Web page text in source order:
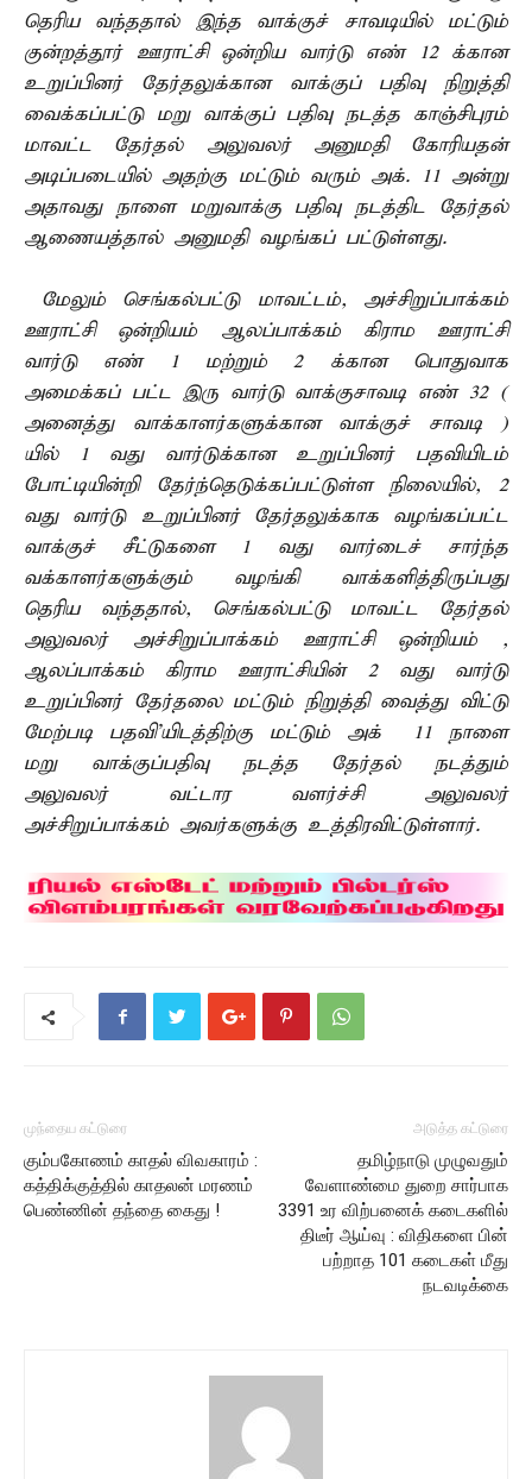
தெரிய வந்ததால் இந்த வாக்குச் சாவடியில் மட்டும்
குன்றத்தூர் ஊராட்சி ஒன்றிய வார்டு எண் 12 க்கான
உறுப்பினர் தேர்தலுக்கான வாக்குப் பதிவு நிறுத்தி
வைக்கப்பட்டு மறு வாக்குப் பதிவு நடத்த காஞ்சிபுரம்
மாவட்ட தேர்தல் அலுவலர் அனுமதி கோரியதன்
அடிப்படையில் அதற்கு மட்டும் வரும் அக். 11 அன்று
அதாவது நாளை மறுவாக்கு பதிவு நடத்திட தேர்தல்
ஆணையத்தால் அனுமதி வழங்கப் பட்டுள்ளது.
மேலும் செங்கல்பட்டு மாவட்டம், அச்சிறுப்பாக்கம்
ஊராட்சி ஒன்றியம் ஆலப்பாக்கம் கிராம ஊராட்சி
வார்டு எண் 1 மற்றும் 2 க்கான பொதுவாக
அமைக்கப் பட்ட இரு வார்டு வாக்குசாவடி எண் 32 (
அனைத்து வாக்காளர்களுக்கான வாக்குச் சாவடி )
யில் 1 வது வார்டுக்கான உறுப்பினர் பதவியிடம்
போட்டியின்றி தேர்ந்தெடுக்கப்பட்டுள்ள நிலையில், 2
வது வார்டு உறுப்பினர் தேர்தலுக்காக வழங்கப்பட்ட
வாக்குச் சீட்டுகளை 1 வது வார்டைச் சார்ந்த
வக்காளர்களுக்கும் வழங்கி வாக்களித்திருப்பது
தெரிய வந்ததால், செங்கல்பட்டு மாவட்ட தேர்தல்
அலுவலர் அச்சிறுப்பாக்கம் ஊராட்சி ஒன்றியம் ,
ஆலப்பாக்கம் கிராம ஊராட்சியின் 2 வது வார்டு
உறுப்பினர் தேர்தலை மட்டும் நிறுத்தி வைத்து விட்டு
மேற்படி பதவி’யிடத்திற்கு மட்டும் அக் – 11 நாளை
மறு வாக்குப்பதிவு நடத்த தேர்தல் நடத்தும்
அலுவலர் வட்டார வளர்ச்சி அலுவலர்
அச்சிறுப்பாக்கம் அவர்களுக்கு உத்திரவிட்டுள்ளார்.
முந்தைய கட்டுரை
கும்பகோணம் காதல் விவகாரம் :
கத்திக்குத்தில் காதலன் மரணம்
பெண்ணின் தந்தை கைது !
அடுத்த கட்டுரை
தமிழ்நாடு முழுவதும்
வேளாண்மை துறை சார்பாக
3391 உர விற்பனைக் கடைகளில்
திடீர் ஆய்வு : விதிகளை பின்
பற்றாத 101 கடைகள் மீது
நடவடிக்கை